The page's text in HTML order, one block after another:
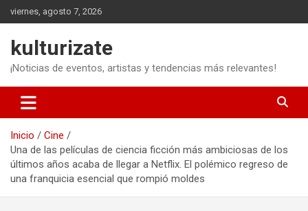
Saltar
al
viernes, agosto 7, 2026
kulturizate
¡Noticias de eventos, artistas y tendencias más relevantes!
Inicio
Cine
Una de las películas de ciencia ficción más ambiciosas de los
últimos años acaba de llegar a Netflix. El polémico regreso de
una franquicia esencial que rompió moldes